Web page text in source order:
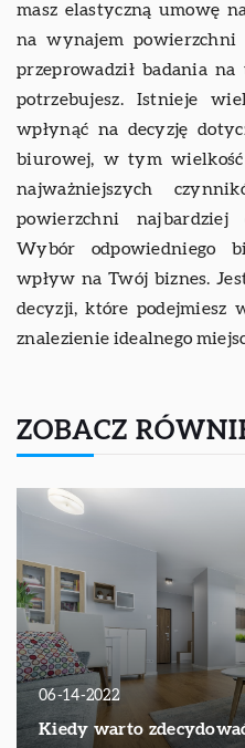
masz elastyczną umowę
na wynajem powierzchni
przeprowadził badania na
potrzebujesz. Istnieje
wpłynąć na decyzję
biurowej, w tym
najważniejszych
powierzchni
Wybór odpowiedniego
wpływ na Twój biznes.
decyzji, które podejmiesz
znalezienie idealnego
ZOBACZ
06-14-2022
Kiedy warto